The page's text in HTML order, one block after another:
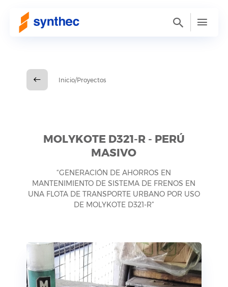
Inicio/Proyectos
MOLYKOTE D321-R - PERÚ
MASIVO
“GENERACIÓN DE AHORROS EN
MANTENIMIENTO DE SISTEMA DE FRENOS EN
UNA FLOTA DE TRANSPORTE URBANO POR USO
DE MOLYKOTE D321-R”